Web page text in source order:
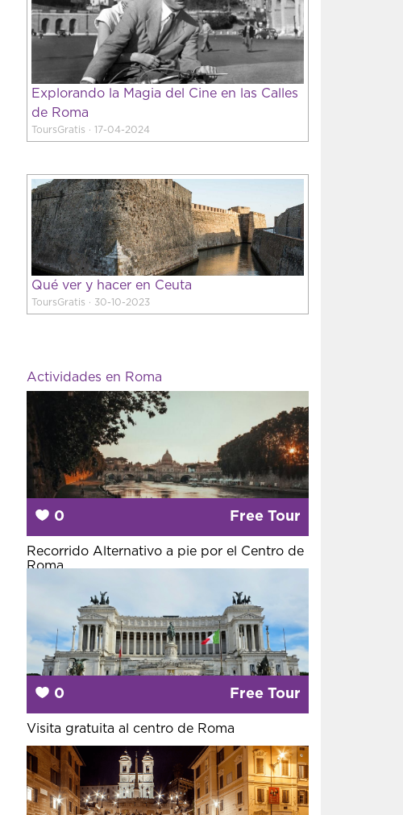
Explorando la Magia del Cine en las Calles
de Roma
ToursGratis · 17-04-2024
Qué ver y hacer en Ceuta
ToursGratis · 30-10-2023
Actividades en Roma
0 Free Tour
Recorrido Alternativo a pie por el Centro de
Roma
0 Free Tour
Visita gratuita al centro de Roma